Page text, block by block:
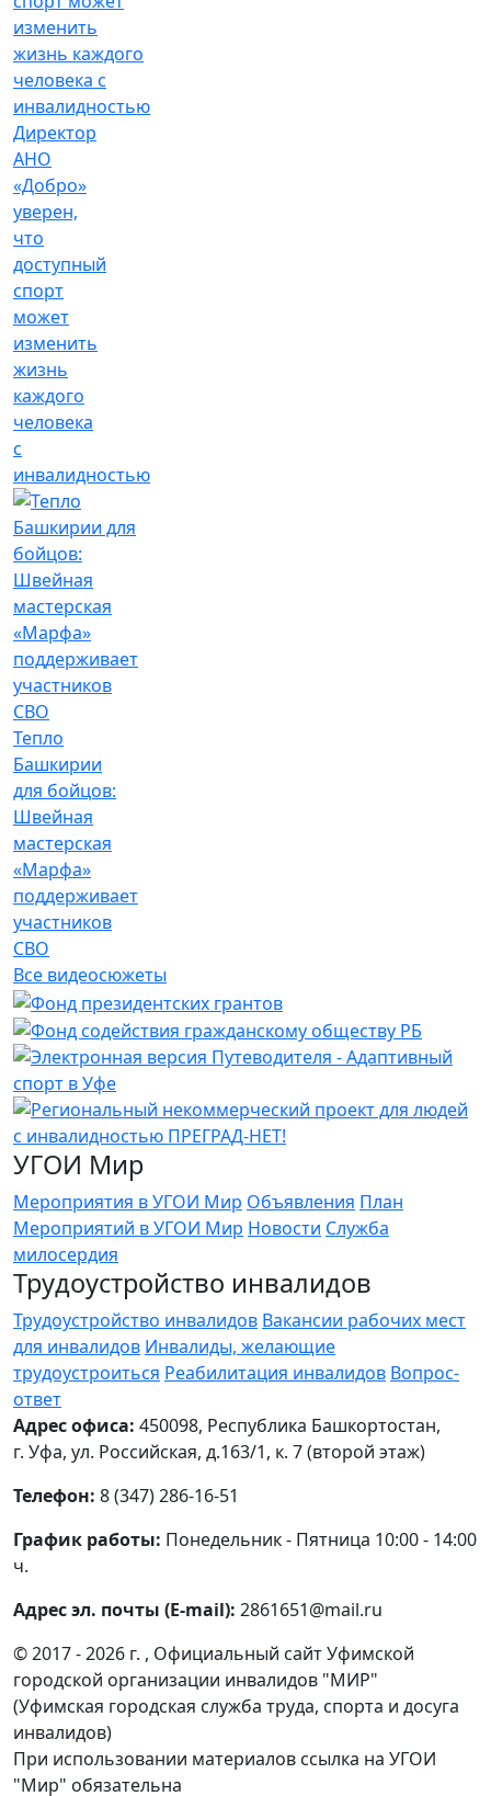
Директор
АНО
«Добро»
уверен,
что
доступный
спорт
может
изменить
жизнь
каждого
человека
с
инвалидностью
Тепло
Башкирии
для бойцов:
Швейная
мастерская
«Марфа»
поддерживает
участников
СВО
Все видеосюжеты
УГОИ Мир
Мероприятия в УГОИ Мир Объявления План
Мероприятий в УГОИ Мир Новости Служба
милосердия
Трудоустройство инвалидов
Трудоустройство инвалидов Вакансии рабочих мест
для инвалидов Инвалиды, желающие
трудоустроиться Реабилитация инвалидов Вопрос-
ответ
Адрес офиса: 450098, Республика Башкортостан,
г. Уфа, ул. Российская, д.163/1, к. 7 (второй этаж)
Телефон: 8 (347) 286-16-51
График работы: Понедельник - Пятница 10:00 - 14:00
ч.
Адрес эл. почты (E-mail): 2861651@mail.ru
© 2017 - 2026 г. , Официальный сайт Уфимской
городской организации инвалидов "МИР"
(Уфимская городская служба труда, спорта и досуга
инвалидов)
При использовании материалов ссылка на УГОИ
"Мир" обязательна